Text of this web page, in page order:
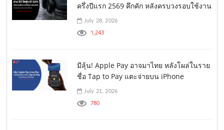
ครึ่งปีแรก 2569 คึกคัก หลังครบวงรอบใช้งาน
July 28, 2026
1,243
มีลุ้น! Apple Pay อาจมาไทย หลังโผล่ในราย
ชื่อ Tap to Pay แตะจ่ายบน iPhone
July 21, 2026
780